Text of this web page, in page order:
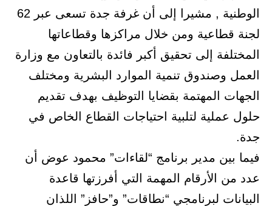
الوطنية , مشيرا إلى أن غرفة جدة تسعى عبر 62
لجنة قطاعية ومن خلال مراكزها وقطاعاتها
المختلفة إلى تحقيق أكبر فائدة بالتعاون مع وزارة
العمل وصندوق تنمية الموارد البشرية ومختلف
الجهات المهتمة بقضايا التوظيف بهدف تقديم
حلول عملية لتلبية احتياجات القطاع الخاص في
جدة.
فيما بين مدير برنامج “لقاءات” محمود عوض أن
عدد من الأرقام المهمة التي أفرزتها قاعدة
البيانات لبرنامجي “نطاقات” و”حافز” اللذان